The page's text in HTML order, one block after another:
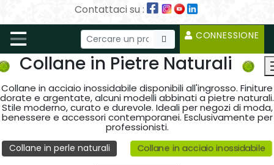
Contattaci su :
CONNESSIONE
Collane in Pietre Naturali
Collane in acciaio inossidabile disponibili all'ingrosso. Finiture
dorate e argentate, alcuni modelli abbinati a pietre naturali.
Stile moderno, curato e durevole. Ideali per negozi di moda,
benessere e accessori contemporanei. Esclusivamente per
professionisti.
Collane in perle naturali Collane in acciaio inossidabile